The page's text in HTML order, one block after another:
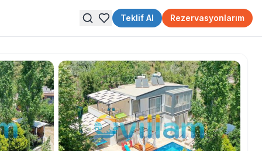
Teklif Al Rezervasyonlarım